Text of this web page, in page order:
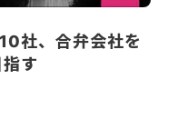
社、合弁会社を
す